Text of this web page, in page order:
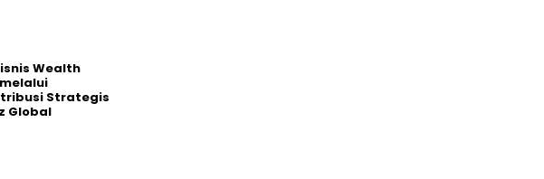
Wealth
Strategis
Global